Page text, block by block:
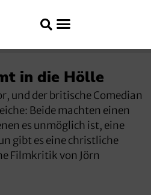
in die Hölle
und der britische Comedian
Beide machten einen
es unmöglich ist, eine
gibt es eine christliche
Filmkritik von Jörn